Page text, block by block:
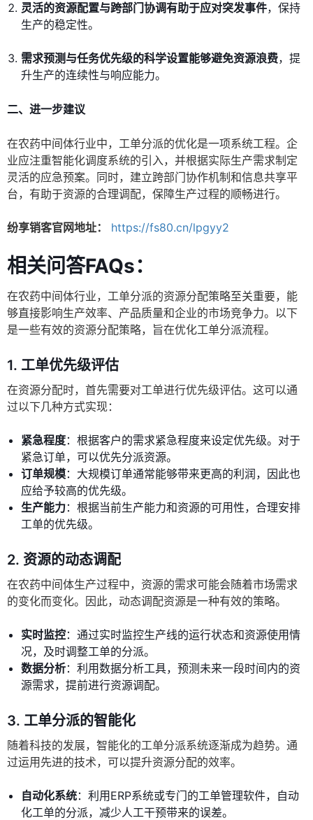
灵活的资源配置与跨部门协调有助于应对突发事件，保持
生产的稳定性。
需求预测与任务优先级的科学设置能够避免资源浪费，提
升生产的连续性与响应能力。
二、进一步建议
在农药中间体行业中，工单分派的优化是一项系统工程。企
业应注重智能化调度系统的引入，并根据实际生产需求制定
灵活的应急预案。同时，建立跨部门协作机制和信息共享平
台，有助于资源的合理调配，保障生产过程的顺畅进行。
纷享销客官网地址： https://fs80.cn/lpgyy2
相关问答FAQs：
在农药中间体行业，工单分派的资源分配策略至关重要，能
够直接影响生产效率、产品质量和企业的市场竞争力。以下
是一些有效的资源分配策略，旨在优化工单分派流程。
1. 工单优先级评估
在资源分配时，首先需要对工单进行优先级评估。这可以通
过以下几种方式实现：
紧急程度：根据客户的需求紧急程度来设定优先级。对于
紧急订单，可以优先分派资源。
订单规模：大规模订单通常能够带来更高的利润，因此也
应给予较高的优先级。
生产能力：根据当前生产能力和资源的可用性，合理安排
工单的优先级。
2. 资源的动态调配
在农药中间体生产过程中，资源的需求可能会随着市场需求
的变化而变化。因此，动态调配资源是一种有效的策略。
实时监控：通过实时监控生产线的运行状态和资源使用情
况，及时调整工单的分派。
数据分析：利用数据分析工具，预测未来一段时间内的资
源需求，提前进行资源调配。
3. 工单分派的智能化
随着科技的发展，智能化的工单分派系统逐渐成为趋势。通
过运用先进的技术，可以提升资源分配的效率。
自动化系统：利用ERP系统或专门的工单管理软件，自动
化工单的分派，减少人工干预带来的误差。